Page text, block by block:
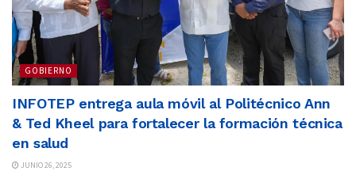
GOBIERNO
INFOTEP entrega aula móvil al Politécnico Ann
& Ted Kheel para fortalecer la formación técnica
en salud
JUNIO 26, 2025